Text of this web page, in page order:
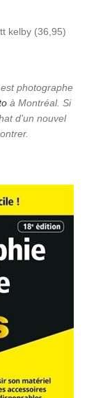
kelby (36,95)
photographe
à Montréal. Si
d'un nouvel